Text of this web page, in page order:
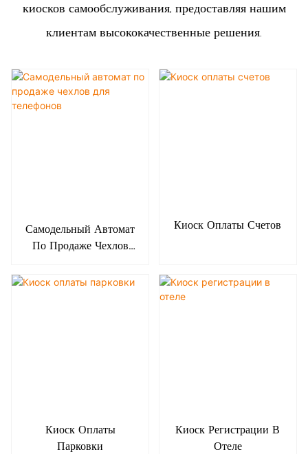
киосков самообслуживания, предоставляя нашим
клиентам высококачественные решения.
Самодельный Автомат
По Продаже Чехлов
Киоск Оплаты Счетов
Киоск Оплаты
Парковки
Киоск Регистрации В
Отеле